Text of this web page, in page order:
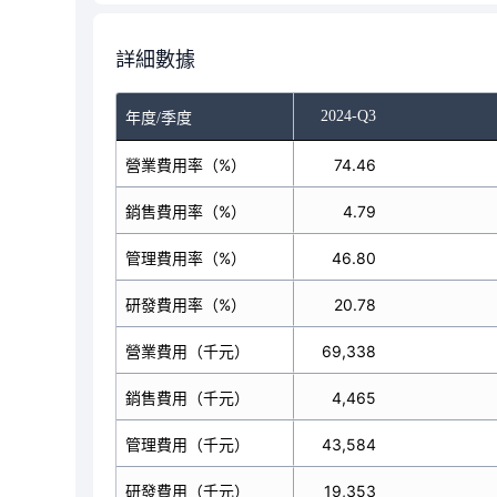
詳細數據
年度/季度
2024-Q2 2024-Q3
營業費用率（%）
銷售費用率（%）
管理費用率（%）
研發費用率（%）
營業費用（千元）
銷售費用（千元）
管理費用（千元）
研發費用（千元）
54.28 74.46
5.51 4.79
30.54 46.80
18.66 20.78
50,807 69,338
5,162 4,465
28,592 43,584
17,463 19,353